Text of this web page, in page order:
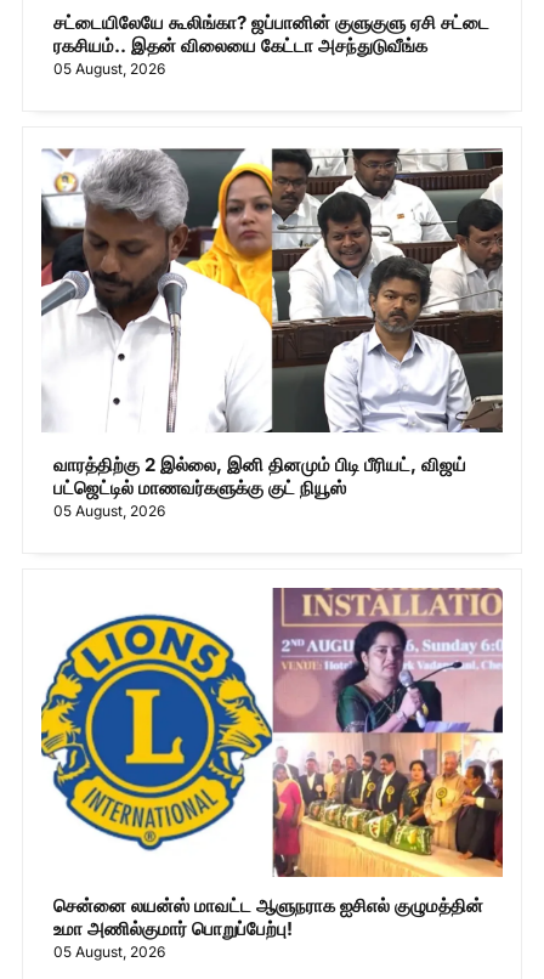
சட்டையிலேயே கூலிங்கா? ஜப்பானின் குளுகுளு ஏசி சட்டை
ரகசியம்.. இதன் விலையை கேட்டா அசந்துடுவீங்க
05 August, 2026
வாரத்திற்கு 2 இல்லை, இனி தினமும் பிடி பீரியட், விஜய்
பட்ஜெட்டில் மாணவர்களுக்கு குட் நியூஸ்
05 August, 2026
சென்னை லயன்ஸ் மாவட்ட ஆளுநராக ஐசிஎல் குழுமத்தின்
உமா அணில்குமார் பொறுப்பேற்பு!
05 August, 2026